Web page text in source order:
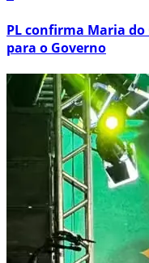
PL confirma Maria
para o Governo